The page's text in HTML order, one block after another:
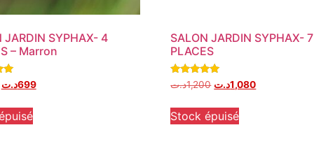
JARDIN SYPHAX- 4
– Marron
699د.ت
SALON JARDIN SYPHAX- 7
PLACES
Note
5.00
1,200د.ت 1,080د.ت
Stock épuisé